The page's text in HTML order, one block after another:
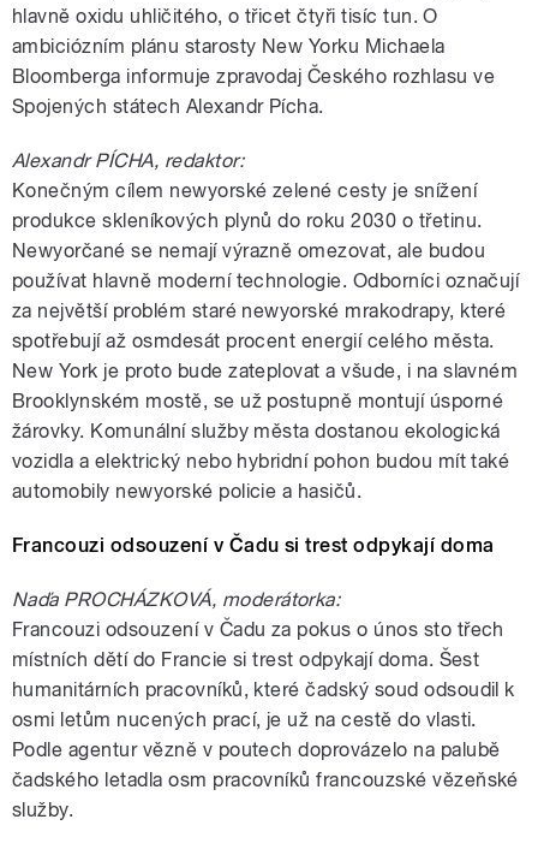
hlavně oxidu uhličitého, o třicet čtyři tisíc tun. O
ambiciózním plánu starosty New Yorku Michaela
Bloomberga informuje zpravodaj Českého rozhlasu ve
Spojených státech Alexandr Pícha.
Alexandr PÍCHA, redaktor:
Konečným cílem newyorské zelené cesty je snížení
produkce skleníkových plynů do roku 2030 o třetinu.
Newyorčané se nemají výrazně omezovat, ale budou
používat hlavně moderní technologie. Odborníci označují
za největší problém staré newyorské mrakodrapy, které
spotřebují až osmdesát procent energií celého města.
New York je proto bude zateplovat a všude, i na slavném
Brooklynském mostě, se už postupně montují úsporné
žárovky. Komunální služby města dostanou ekologická
vozidla a elektrický nebo hybridní pohon budou mít také
automobily newyorské policie a hasičů.
Francouzi odsouzení v Čadu si trest odpykají doma
Naďa PROCHÁZKOVÁ, moderátorka:
Francouzi odsouzení v Čadu za pokus o únos sto třech
místních dětí do Francie si trest odpykají doma. Šest
humanitárních pracovníků, které čadský soud odsoudil k
osmi letům nucených prací, je už na cestě do vlasti.
Podle agentur vězně v poutech doprovázelo na palubě
čadského letadla osm pracovníků francouzské vězeňské
služby.